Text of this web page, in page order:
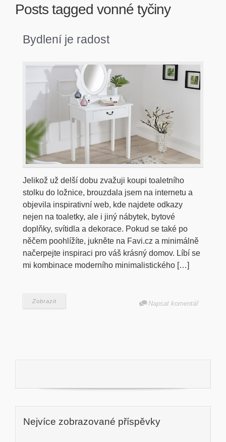
Posts tagged vonné tyčiny
Bydlení je radost
Jelikož už delší dobu zvažuji koupi toaletního
stolku do ložnice, brouzdala jsem na internetu a
objevila inspirativní web, kde najdete odkazy
nejen na toaletky, ale i jiný nábytek, bytové
doplňky, svítidla a dekorace. Pokud se také po
něčem poohlížíte, jukněte na Favi.cz a minimálně
načerpejte inspiraci pro váš krásný domov. Líbí se
mi kombinace moderního minimalistického […]
Zobrazit Napsat komentář
Nejvíce zobrazované příspěvky